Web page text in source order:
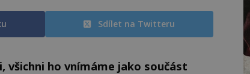
Sdílet na Twitteru
všichni ho vnímáme jako součást